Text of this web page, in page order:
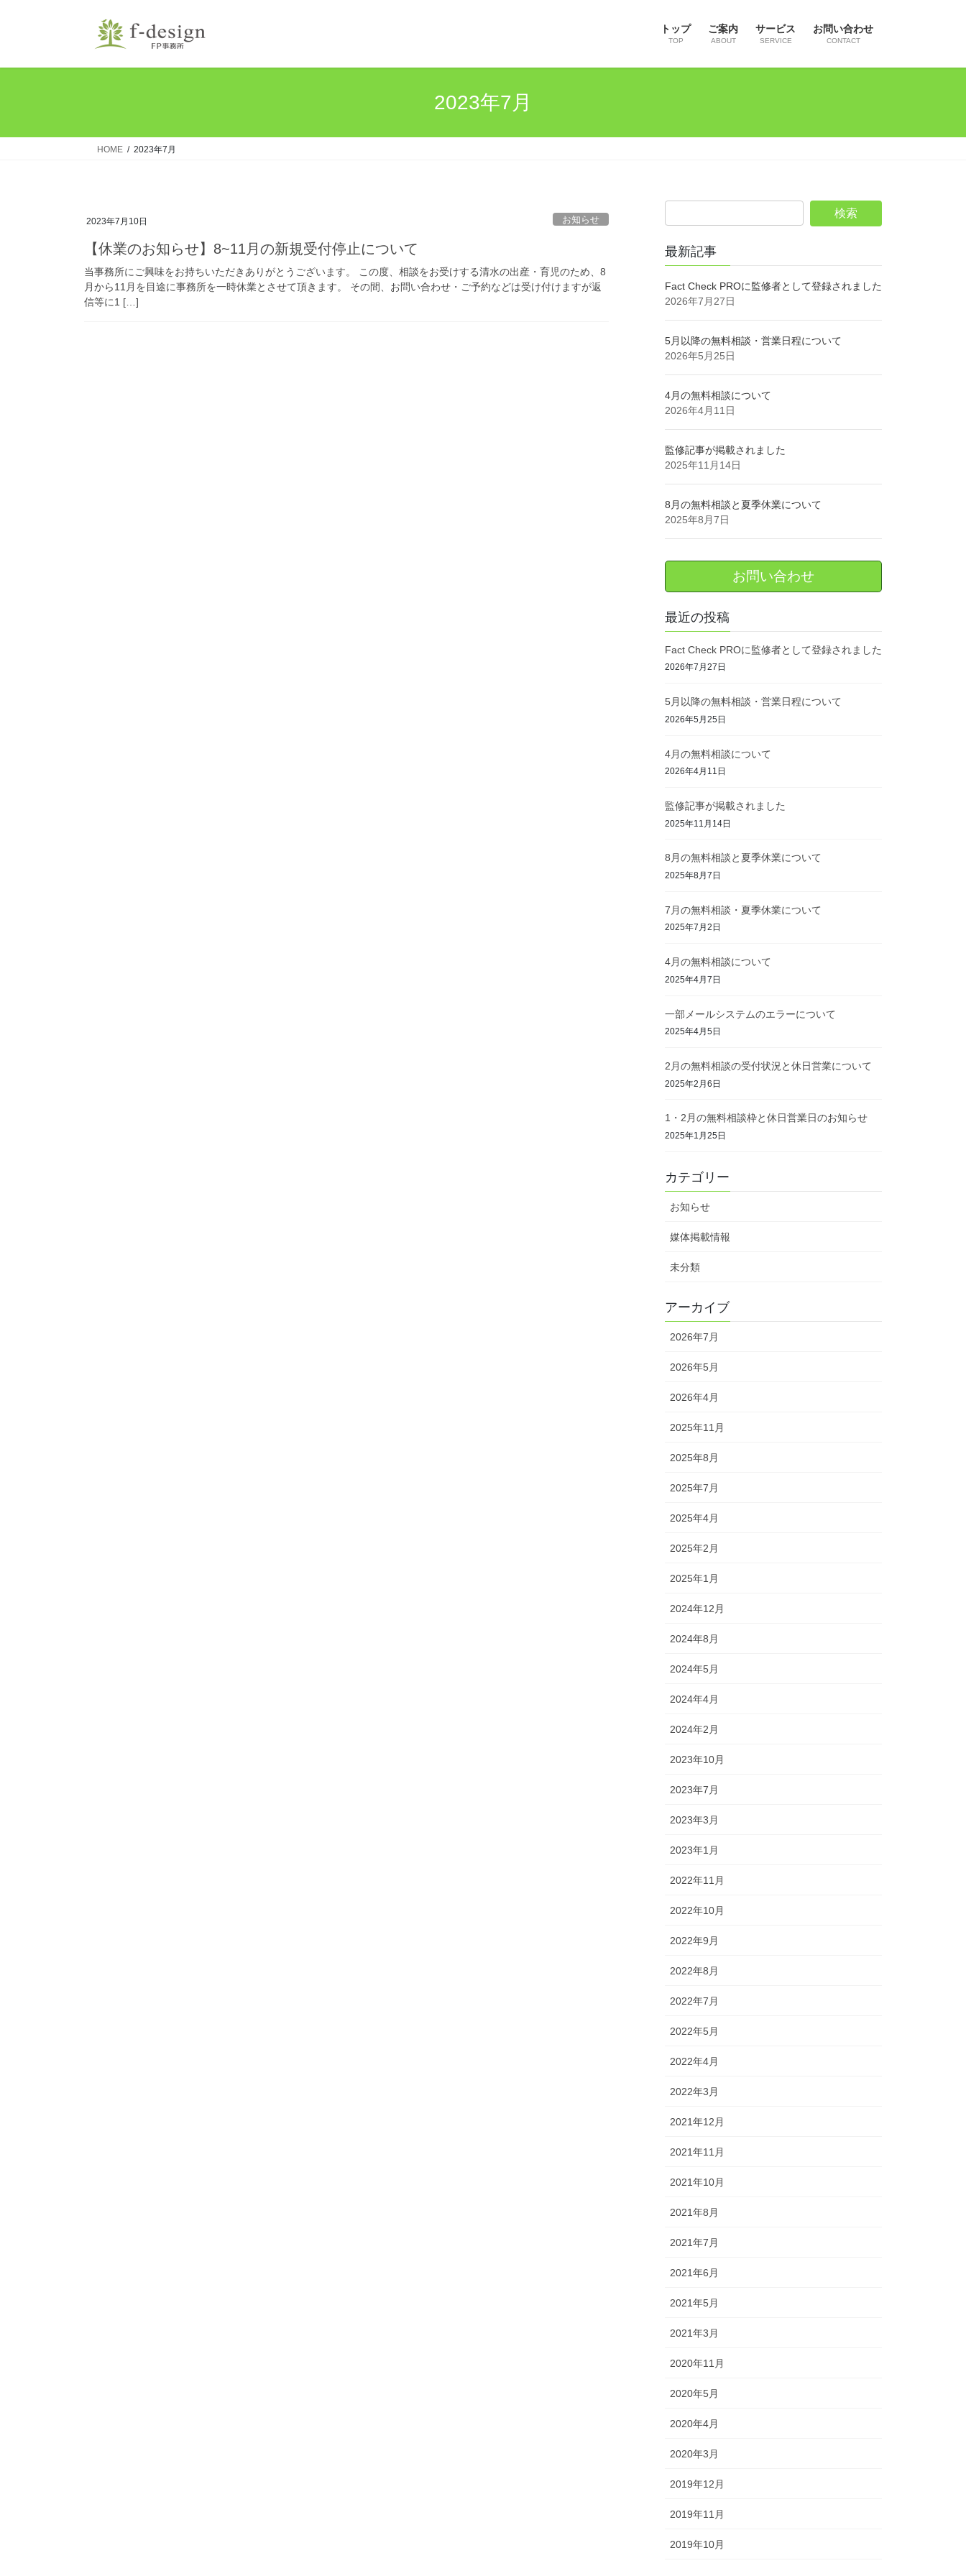
トップ
TOP
ご案内
ABOUT
サービス
SERVICE
お問い合わせ
CONTACT
2023年7月
HOME 2023年7月
2023年7月10日 お知らせ
【休業のお知らせ】8~11月の新規受付停止について
当事務所にご興味をお持ちいただきありがとうございます。 この度、相談をお受けする清水の出産・育児のため、8
月から11月を目途に事務所を一時休業とさせて頂きます。 その間、お問い合わせ・ご予約などは受け付けますが返
信等に1 […]
最新記事
Fact Check PROに監修者として登録されました
2026年7月27日
5月以降の無料相談・営業日程について
2026年5月25日
4月の無料相談について
2026年4月11日
監修記事が掲載されました
2025年11月14日
8月の無料相談と夏季休業について
2025年8月7日
お問い合わせ
最近の投稿
Fact Check PROに監修者として登録されました
2026年7月27日
5月以降の無料相談・営業日程について
2026年5月25日
4月の無料相談について
2026年4月11日
監修記事が掲載されました
2025年11月14日
8月の無料相談と夏季休業について
2025年8月7日
7月の無料相談・夏季休業について
2025年7月2日
4月の無料相談について
2025年4月7日
一部メールシステムのエラーについて
2025年4月5日
2月の無料相談の受付状況と休日営業について
2025年2月6日
1・2月の無料相談枠と休日営業日のお知らせ
2025年1月25日
カテゴリー
お知らせ
媒体掲載情報
未分類
アーカイブ
2026年7月
2026年5月
2026年4月
2025年11月
2025年8月
2025年7月
2025年4月
2025年2月
2025年1月
2024年12月
2024年8月
2024年5月
2024年4月
2024年2月
2023年10月
2023年7月
2023年3月
2023年1月
2022年11月
2022年10月
2022年9月
2022年8月
2022年7月
2022年5月
2022年4月
2022年3月
2021年12月
2021年11月
2021年10月
2021年8月
2021年7月
2021年6月
2021年5月
2021年3月
2020年11月
2020年5月
2020年4月
2020年3月
2019年12月
2019年11月
2019年10月